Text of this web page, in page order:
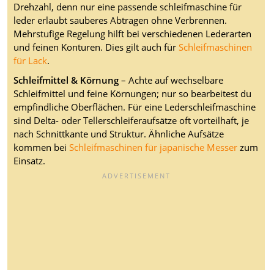
Drehzahl, denn nur eine passende schleifmaschine für
leder erlaubt sauberes Abtragen ohne Verbrennen.
Mehrstufige Regelung hilft bei verschiedenen Lederarten
und feinen Konturen. Dies gilt auch fürSchleifmaschinen
für Lack.
Schleifmittel & Körnung– Achte auf wechselbare
Schleifmittel und feine Körnungen; nur so bearbeitest du
empfindliche Oberflächen. Für eine Lederschleifmaschine
sind Delta- oder Tellerschleiferaufsätze oft vorteilhaft, je
nach Schnittkante und Struktur. Ähnliche Aufsätze
kommen bei Schleifmaschinen für japanische Messerzum
Einsatz.